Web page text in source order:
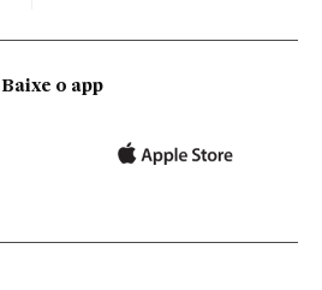
Baixe o app